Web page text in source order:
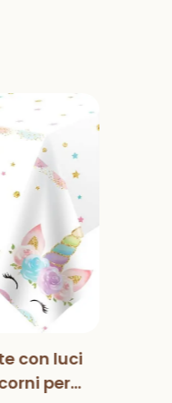
con luci
per